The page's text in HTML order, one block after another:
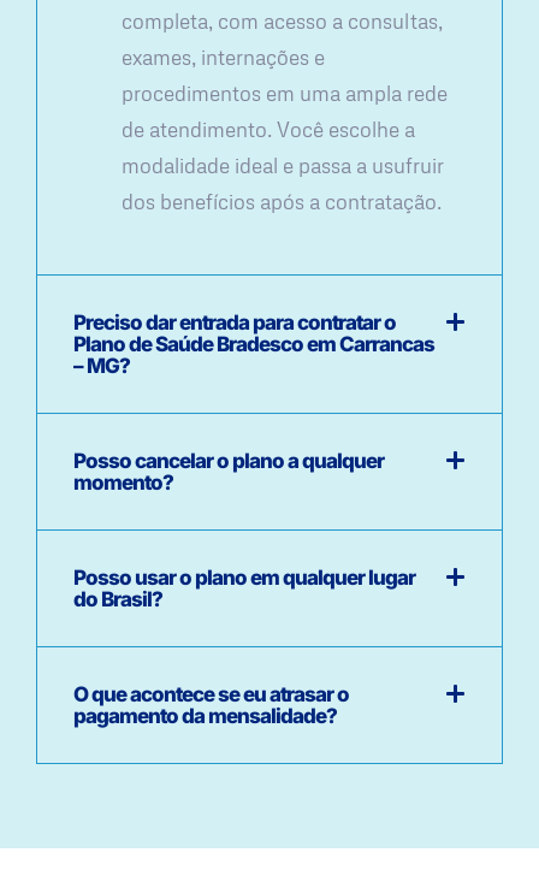
completa, com acesso a consultas,
exames, internações e
procedimentos em uma ampla rede
de atendimento. Você escolhe a
modalidade ideal e passa a usufruir
dos benefícios após a contratação.
Preciso dar entrada para contratar o
Plano de Saúde Bradesco em Carrancas
– MG?
Posso cancelar o plano a qualquer
momento?
Posso usar o plano em qualquer lugar
do Brasil?
O que acontece se eu atrasar o
pagamento da mensalidade?